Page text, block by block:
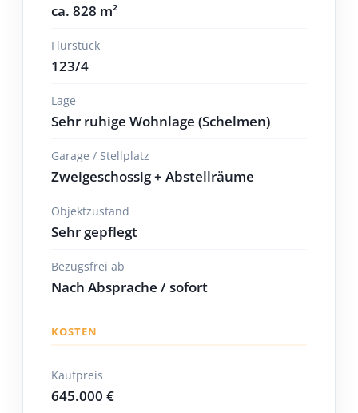
ca. 828 m²
Flurstück
123/4
Lage
Sehr ruhige Wohnlage (Schelmen)
Garage / Stellplatz
Zweigeschossig + Abstellräume
Objektzustand
Sehr gepflegt
Bezugsfrei ab
Nach Absprache / sofort
KOSTEN
Kaufpreis
645.000 €